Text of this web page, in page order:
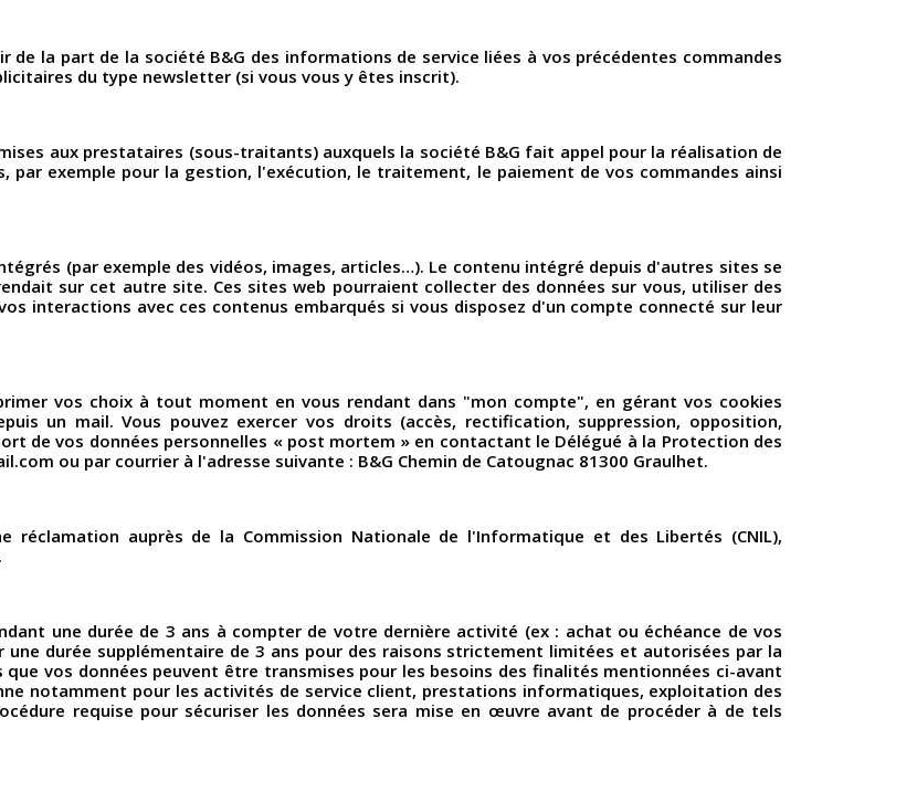
la part de la société B&G des informations de service liées à vos précédentes commandes
du type newsletter (si vous vous y êtes inscrit).
aux prestataires (sous-traitants) auxquels la société B&G fait appel pour la réalisation de
par exemple pour la gestion, l'exécution, le traitement, le paiement de vos commandes ainsi
(par exemple des vidéos, images, articles…). Le contenu intégré depuis d'autres sites se
sur cet autre site. Ces sites web pourraient collecter des données sur vous, utiliser des
interactions avec ces contenus embarqués si vous disposez d'un compte connecté sur leur
vos choix à tout moment en vous rendant dans "mon compte", en gérant vos cookies
un mail. Vous pouvez exercer vos droits (accès, rectification, suppression, opposition,
de vos données personnelles « post mortem » en contactant le Délégué à la Protection des
ou par courrier à l'adresse suivante : B&G Chemin de Catougnac 81300 Graulhet.
réclamation auprès de la Commission Nationale de l'Informatique et des Libertés (CNIL),
.
une durée de 3 ans à compter de votre dernière activité (ex : achat ou échéance de vos
durée supplémentaire de 3 ans pour des raisons strictement limitées et autorisées par la
vos données peuvent être transmises pour les besoins des finalités mentionnées ci-avant
notamment pour les activités de service client, prestations informatiques, exploitation des
requise pour sécuriser les données sera mise en œuvre avant de procéder à de tels